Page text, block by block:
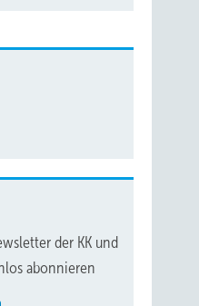
der KK und
abonnieren